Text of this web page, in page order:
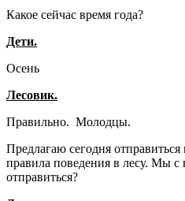
Какое сейчас время года?
Дети.
Осень
Лесовик.
Правильно. Молодцы.
Предлагаю сегодня
правила поведения в лесу. Мы с
отправиться?